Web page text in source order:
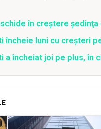
în creştere
încheie luni cu creșteri
a încheiat joi pe plus, în